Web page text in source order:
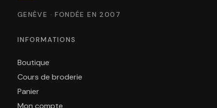
GENÈVE · FONDÉE EN 2007
INFORMATIONS
Boutique
Cours de broderie
Panier
Mon compte